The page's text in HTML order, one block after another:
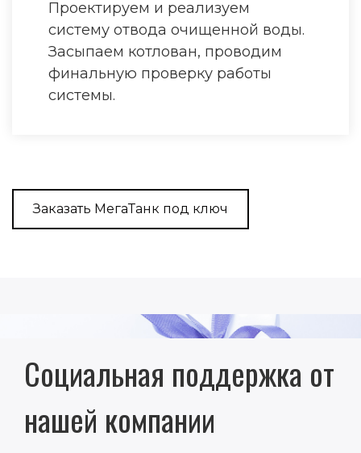
Проектируем и реализуем
систему отвода очищенной воды.
Засыпаем котлован, проводим
финальную проверку работы
системы.
Заказать МегаТанк под ключ
Социальная поддержка от
нашей компании